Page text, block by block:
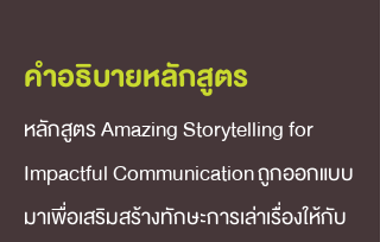
คำอธิบายหลักสูตร
หลักสูตร Amazing Storytelling for
Impactful Communication ถูกออกแบบ
มาเพื่อเสริมสร้างทักษะการเล่าเรื่องให้กับ